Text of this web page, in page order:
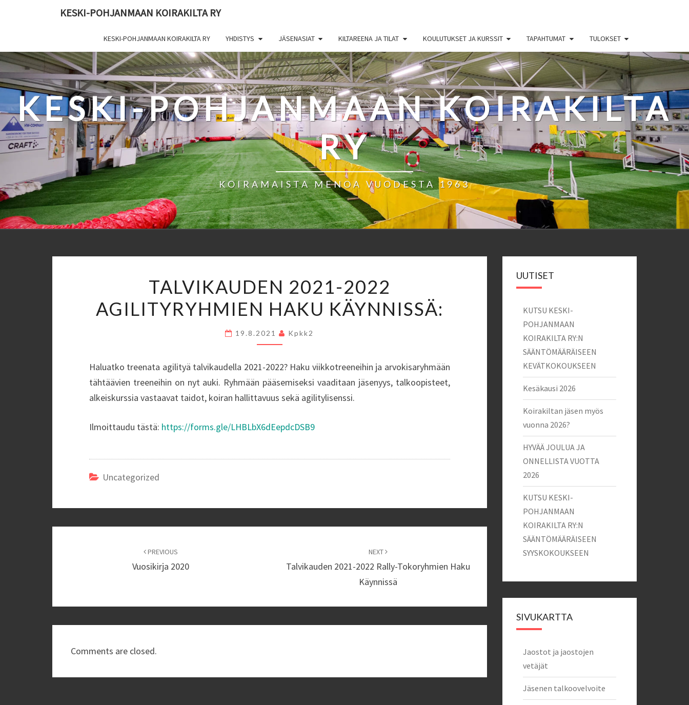
KESKI-POHJANMAAN KOIRAKILTA RY
KESKI-POHJANMAAN KOIRAKILTA RY YHDISTYS JÄSENASIAT KILTAREENA JA TILAT KOULUTUKSET JA KURSSIT TAPAHTUMAT TULOKSET
KESKI-POHJANMAAN KOIRAKILTA
RY
KOIRAMAISTA MENOA VUODESTA 1963
2021-
2022
AGILITYRYHMIEN
HAKU
TALVIKAUDEN 2021-2022
AGILITYRYHMIEN HAKU KÄYNNISSÄ:
19.8.2021 Kpkk2
Haluatko treenata agilityä talvikaudella 2021-2022? Haku viikkotreeneihin ja arvokisaryhmään
tähtäävien treeneihin on nyt auki. Ryhmään pääsemiseksi vaaditaan jäsenyys, talkoopisteet,
alkeiskurssia vastaavat taidot, koiran hallittavuus sekä agilitylisenssi.
Ilmoittaudu tästä: https://forms.gle/LHBLbX6dEepdcDSB9
Uncategorized
PREVIOUS
Vuosikirja 2020
NEXT
Talvikauden 2021-2022 Rally-Tokoryhmien Haku
Käynnissä
Comments are closed.
UUTISET
KUTSU KESKI-
POHJANMAAN
KOIRAKILTA RY:N
SÄÄNTÖMÄÄRÄISEEN
KEVÄTKOKOUKSEEN
Kesäkausi 2026
Koirakiltan jäsen myös
vuonna 2026?
HYVÄÄ JOULUA JA
ONNELLISTA VUOTTA
2026
KUTSU KESKI-
POHJANMAAN
KOIRAKILTA RY:N
SÄÄNTÖMÄÄRÄISEEN
SYYSKOKOUKSEEN
SIVUKARTTA
Jaostot ja jaostojen
vetäjät
Jäsenen talkoovelvoite